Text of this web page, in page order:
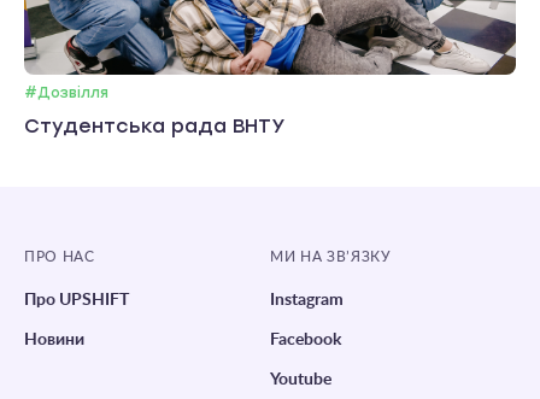
#Дозвілля
Студентська рада ВНТУ
ПРО НАС
Про UPSHIFT
Новини
МИ НА ЗВ’ЯЗКУ
Instagram
Facebook
Youtube